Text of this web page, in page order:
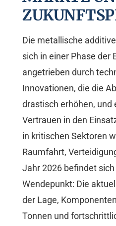
Die metallische
sich in einer Phase der
angetrieben durch
Innovationen, die die
drastisch erhöhen, und
Vertrauen in den
in kritischen Sektoren
Raumfahrt,
Jahr 2026 befindet
Wendepunkt: Die
der Lage,
Tonnen und